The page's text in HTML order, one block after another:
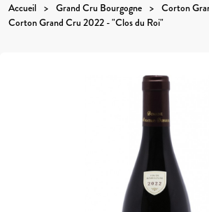
Accueil Grand Cru Bourgogne
Corton
Corton Grand Cru 2022 - "Clos du Roi"